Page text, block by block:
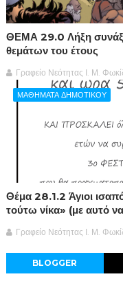
ΘΕΜΑ 29.0 Λήξη
θεμάτων του έτους
Γραφείο Νεότητας Ι. Μ.
ΜΑΘΗΜΑΤΑ ΔΗΜΟΤΙΚΟΥ
Θέμα 28.1.2 Άγιοι
τούτω νίκα» (με αυτό
Γραφείο Νεότητας Ι. Μ.
BLOGGER